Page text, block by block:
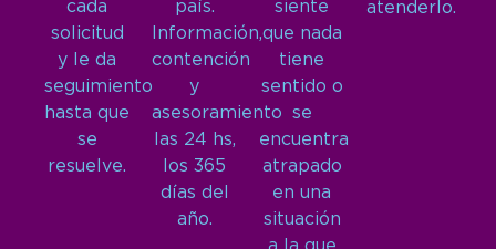
cada
solicitud
y le da
seguimiento
hasta que
se
resuelve.
país.
Información,
contención
y
asesoramiento
las 24 hs,
los 365
días del
año.
siente
que nada
tiene
sentido o
se
encuentra
atrapado
en una
situación
atenderlo.